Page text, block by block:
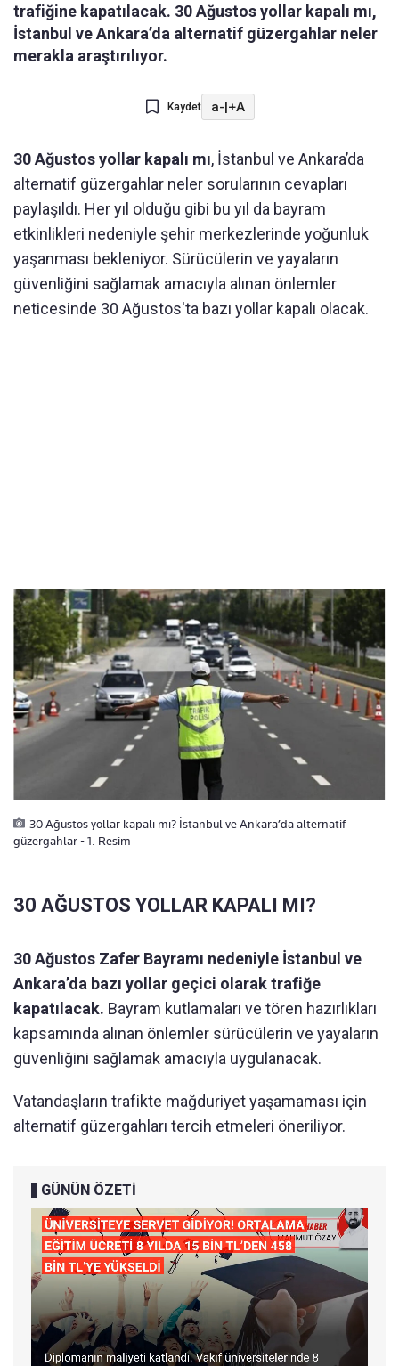
trafiğine kapatılacak. 30 Ağustos yollar kapalı mı,
İstanbul ve Ankara’da alternatif güzergahlar neler
merakla araştırılıyor.
Kaydet a-|+A
30 Ağustos yollar kapalı mı, İstanbul ve Ankara’da
alternatif güzergahlar neler sorularının cevapları
paylaşıldı. Her yıl olduğu gibi bu yıl da bayram
etkinlikleri nedeniyle şehir merkezlerinde yoğunluk
yaşanması bekleniyor. Sürücülerin ve yayaların
güvenliğini sağlamak amacıyla alınan önlemler
neticesinde 30 Ağustos'ta bazı yollar kapalı olacak.
30 Ağustos yollar kapalı mı? İstanbul ve Ankara’da alternatif
güzergahlar - 1. Resim
30 AĞUSTOS YOLLAR KAPALI MI?
30 Ağustos Zafer Bayramı nedeniyle İstanbul ve
Ankara’da bazı yollar geçici olarak trafiğe
kapatılacak. Bayram kutlamaları ve tören hazırlıkları
kapsamında alınan önlemler sürücülerin ve yayaların
güvenliğini sağlamak amacıyla uygulanacak.
Vatandaşların trafikte mağduriyet yaşamaması için
alternatif güzergahları tercih etmeleri öneriliyor.
GÜNÜN ÖZETİ